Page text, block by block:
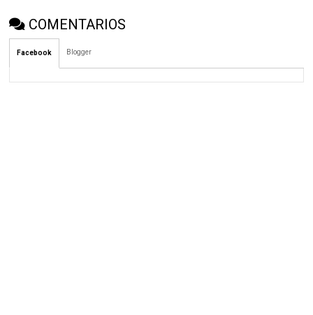
COMENTARIOS
Facebook Blogger